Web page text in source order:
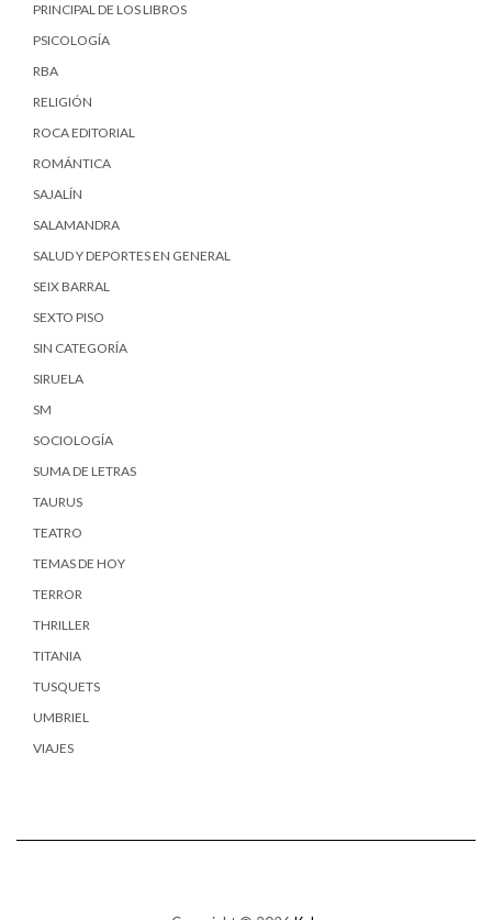
PRINCIPAL DE LOS LIBROS
PSICOLOGÍA
RBA
RELIGIÓN
ROCA EDITORIAL
ROMÁNTICA
SAJALÍN
SALAMANDRA
SALUD Y DEPORTES EN GENERAL
SEIX BARRAL
SEXTO PISO
SIN CATEGORÍA
SIRUELA
SM
SOCIOLOGÍA
SUMA DE LETRAS
TAURUS
TEATRO
TEMAS DE HOY
TERROR
THRILLER
TITANIA
TUSQUETS
UMBRIEL
VIAJES